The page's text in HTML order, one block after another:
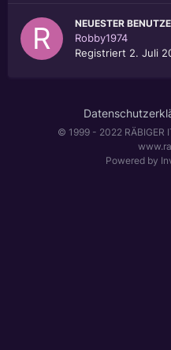
NEUESTER
Robby1974
Registriert 2. Juli
© 1999 - 2022 RÄBIGER
Powered by